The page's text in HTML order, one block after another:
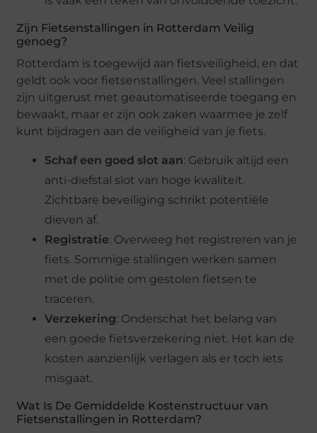
Zijn Fietsenstallingen in Rotterdam Veilig
genoeg?
Rotterdam is toegewijd aan fietsveiligheid, en dat
geldt ook voor fietsenstallingen. Veel stallingen
zijn uitgerust met geautomatiseerde toegang en
bewaakt, maar er zijn ook zaken waarmee je zelf
kunt bijdragen aan de veiligheid van je fiets.
Schaf een goed slot aan: Gebruik altijd een
anti-diefstal slot van hoge kwaliteit.
Zichtbare beveiliging schrikt potentiële
dieven af.
Registratie: Overweeg het registreren van je
fiets. Sommige stallingen werken samen
met de politie om gestolen fietsen te
traceren.
Verzekering: Onderschat het belang van
een goede fietsverzekering niet. Het kan de
kosten aanzienlijk verlagen als er toch iets
misgaat.
Wat Is De Gemiddelde Kostenstructuur van
Fietsenstallingen in Rotterdam?